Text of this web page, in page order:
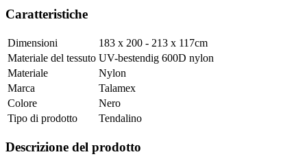
Caratteristiche
Dimensioni
183 x 200 - 213 x 117cm
Materiale del tessuto UV-bestendig 600D nylon
Materiale
Nylon
Marca
Talamex
Colore
Nero
Tipo di prodotto
Tendalino
Descrizione del prodotto